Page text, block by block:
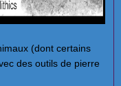
(dont certains
des outils de pierre